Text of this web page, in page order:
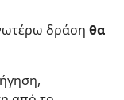
δράση θα